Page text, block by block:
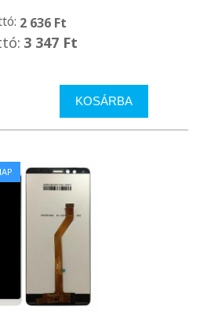
2 636 Ft
3 347 Ft
KOSÁRBA